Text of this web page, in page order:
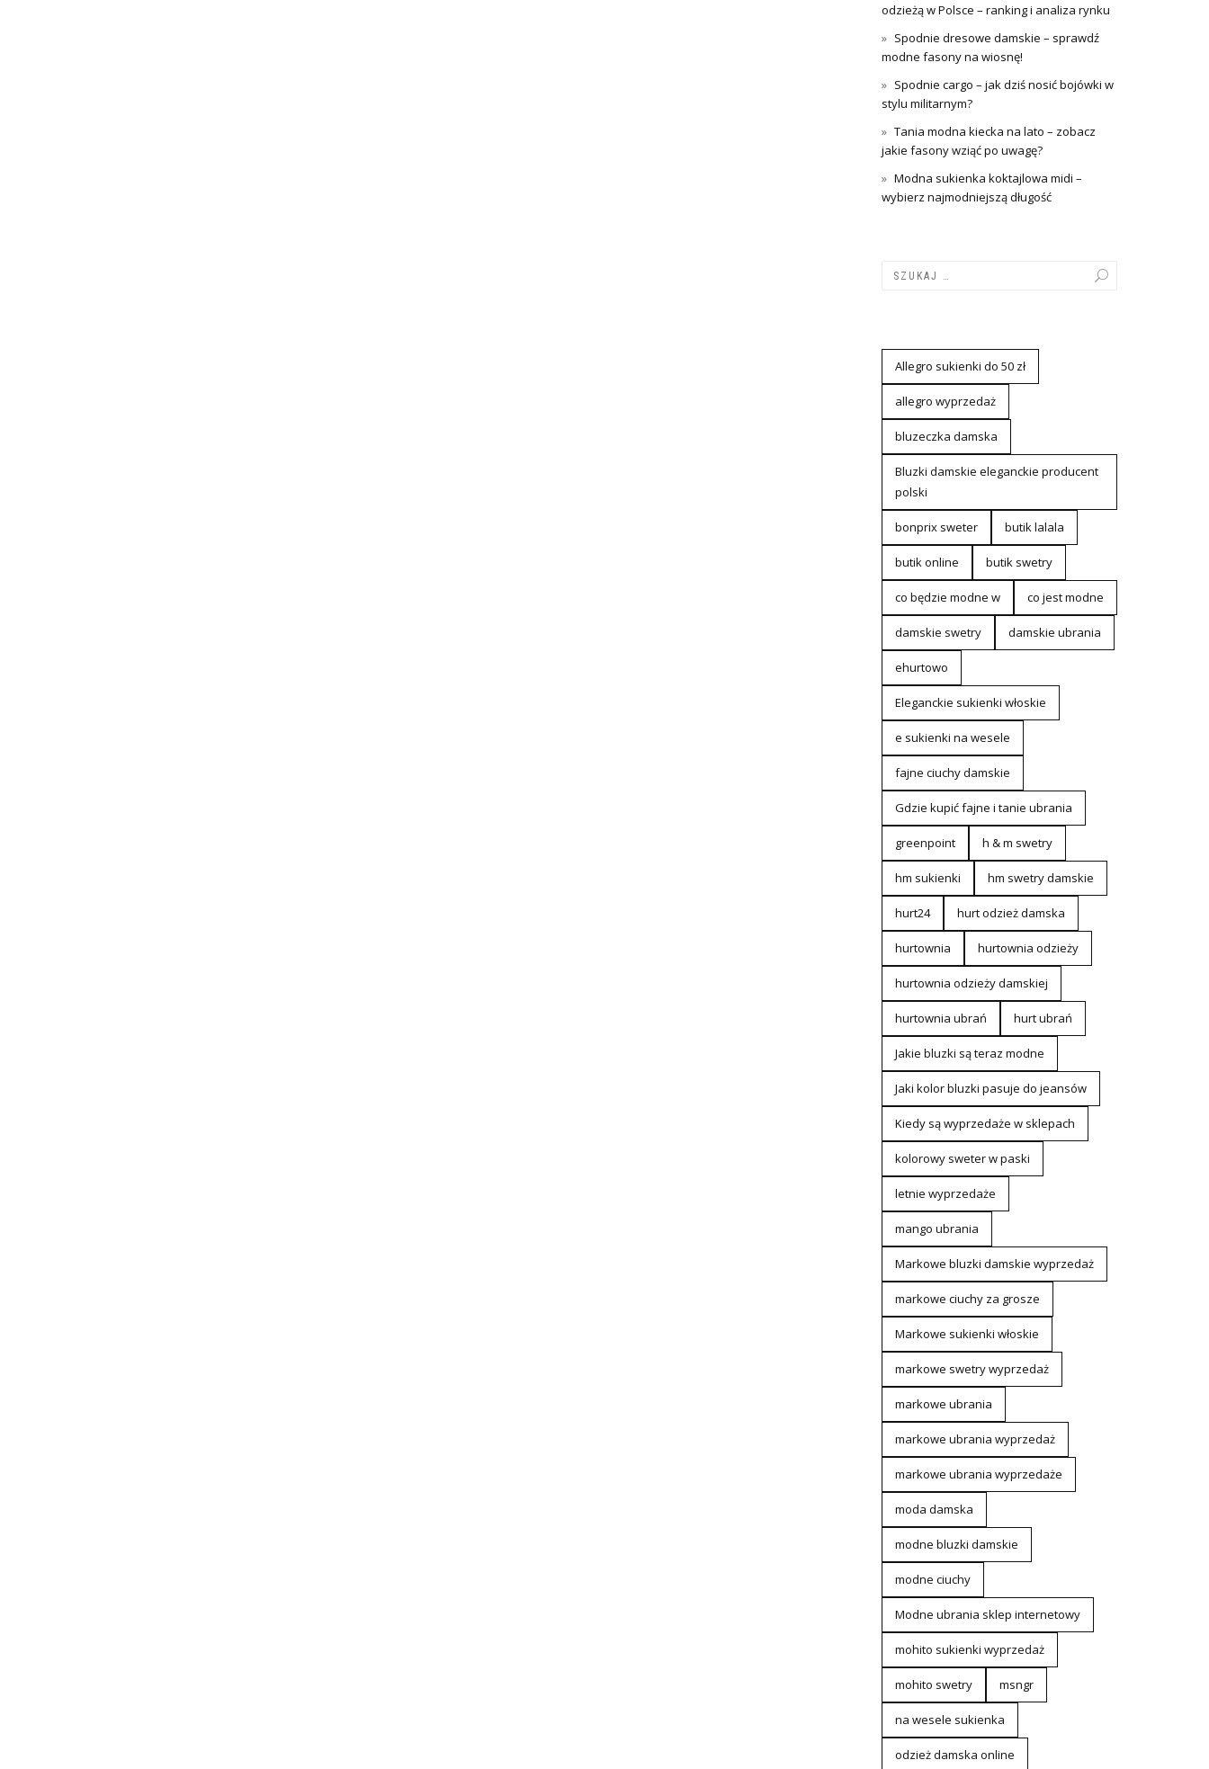
odzieżą w Polsce – ranking i analiza rynku
Spodnie dresowe damskie – sprawdź
modne fasony na wiosnę!
Spodnie cargo – jak dziś nosić bojówki w
stylu militarnym?
Tania modna kiecka na lato – zobacz
jakie fasony wziąć po uwagę?
Modna sukienka koktajlowa midi –
wybierz najmodniejszą długość
Allegro sukienki do 50 zł
allegro wyprzedaż
bluzeczka damska
Bluzki damskie eleganckie producent
polski
bonprix sweter butik lalala
butik online butik swetry
co będzie modne w co jest modne
damskie swetry damskie ubrania
ehurtowo
Eleganckie sukienki włoskie
e sukienki na wesele
fajne ciuchy damskie
Gdzie kupić fajne i tanie ubrania
greenpoint h & m swetry
hm sukienki hm swetry damskie
hurt24 hurt odzież damska
hurtownia hurtownia odzieży
hurtownia odzieży damskiej
hurtownia ubrań hurt ubrań
Jakie bluzki są teraz modne
Jaki kolor bluzki pasuje do jeansów
Kiedy są wyprzedaże w sklepach
kolorowy sweter w paski
letnie wyprzedaże
mango ubrania
Markowe bluzki damskie wyprzedaż
markowe ciuchy za grosze
Markowe sukienki włoskie
markowe swetry wyprzedaż
markowe ubrania
markowe ubrania wyprzedaż
markowe ubrania wyprzedaże
moda damska
modne bluzki damskie
modne ciuchy
Modne ubrania sklep internetowy
mohito sukienki wyprzedaż
mohito swetry msngr
na wesele sukienka
odzież damska online